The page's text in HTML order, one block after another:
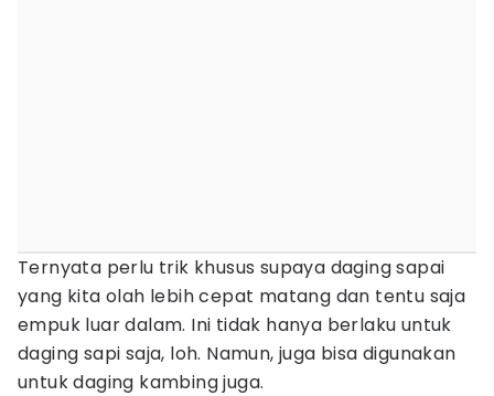
Ternyata perlu trik khusus supaya daging sapai
yang kita olah lebih cepat matang dan tentu saja
empuk luar dalam. Ini tidak hanya berlaku untuk
daging sapi saja, loh. Namun, juga bisa digunakan
untuk daging kambing juga.